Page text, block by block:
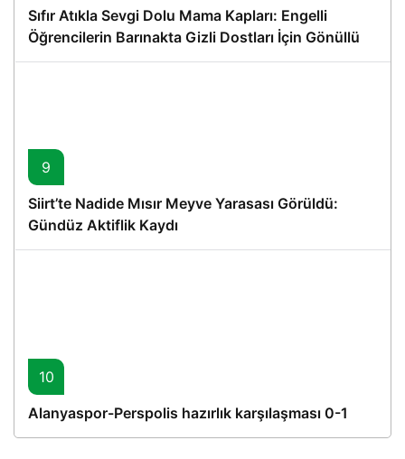
Sıfır Atıkla Sevgi Dolu Mama Kapları: Engelli
Öğrencilerin Barınakta Gizli Dostları İçin Gönüllü
Proje
9
Siirt’te Nadide Mısır Meyve Yarasası Görüldü:
Gündüz Aktiflik Kaydı
10
Alanyaspor-Perspolis hazırlık karşılaşması 0-1